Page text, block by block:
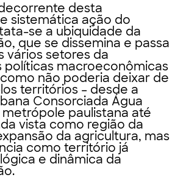
desta
sistemática ação do
se a ubiquidade da
que se dissemina e passa
vários setores da
políticas macroeconômicas
não poderia deixar de
territórios – desde a
Consorciada Água
metrópole paulistana até
vista como região da
da agricultura, mas
como território já
e dinâmica da